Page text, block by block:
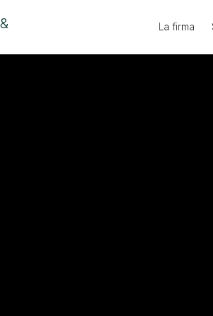
La firma